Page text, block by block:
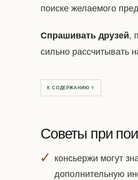
поиске желаемого
Спрашивать друзей,
сильно рассчитывать
К СОДЕРЖАНИЮ ↑
Советы при
консьержи могут
дополнительную